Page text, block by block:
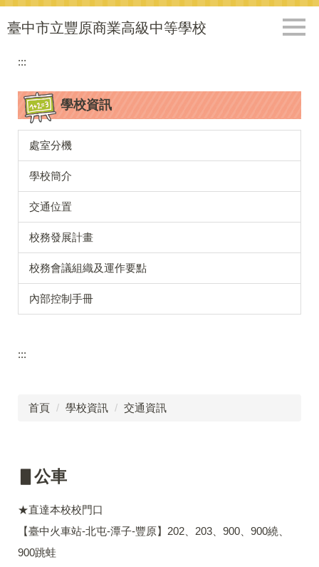
跳
到
臺中市立豐原商業高級中等學校
:::
學校資訊
處室分機
學校簡介
交通位置
校務發展計畫
校務會議組織及運作要點
內部控制手冊
:::
首頁 學校資訊 交通資訊
▋公車
★直達本校校門口
【臺中火車站-北屯-潭子-豐原】202、203、900、900繞、
900跳蛙